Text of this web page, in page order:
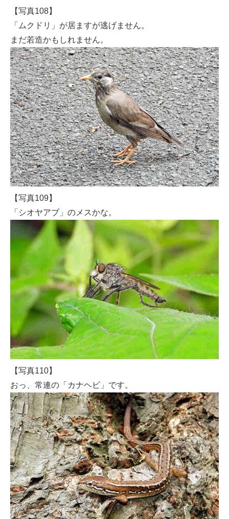
【写真108】
「ムクドリ」が居ますが逃げません。
まだ若造かもしれません。
【写真109】
「シオヤアブ」のメスかな。
【写真110】
おっ、常連の「カナヘビ」です。